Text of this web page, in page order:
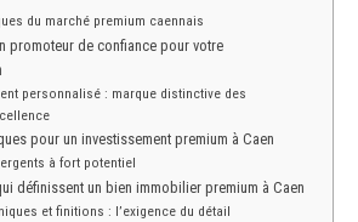
du marché premium caennais
promoteur de confiance pour votre
personnalisé : marque distinctive des
pour un investissement premium à Caen
à fort potentiel
définissent un bien immobilier premium à Caen
et finitions : l’exigence du détail